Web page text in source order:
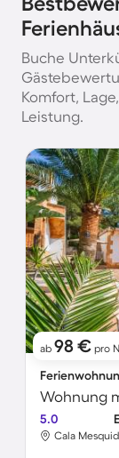
Buche
Komfort,
Leistung.
ab 98 € pro
Wohnung
5.0
Cala